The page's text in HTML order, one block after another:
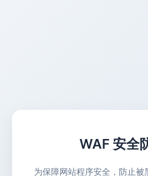
WAF 安全
为保障网站程序安全，防止